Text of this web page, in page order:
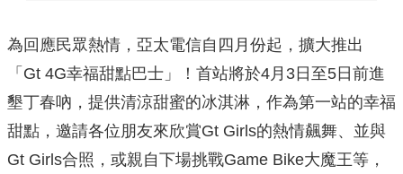
為回應民眾熱情，亞太電信自四月份起，擴大推出
「Gt 4G幸福甜點巴士」！首站將於4月3日至5日前進
墾丁春吶，提供清涼甜蜜的冰淇淋，作為第一站的幸福
甜點，邀請各位朋友來欣賞Gt Girls的熱情飆舞、並與
Gt Girls合照，或親自下場挑戰Game Bike大魔王等，